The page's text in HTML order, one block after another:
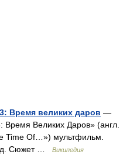
Время великих даров —
Великих Даров» (англ.
Time Of…») мультфильм.
Сюжет …
Википедия